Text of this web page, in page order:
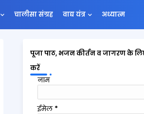
चालीसा संग्रह वाद्य यंत्र अध्यात्म
पूजा पाठ, भजन कीर्तन व जागरण के
करें
नाम
ईमेल *